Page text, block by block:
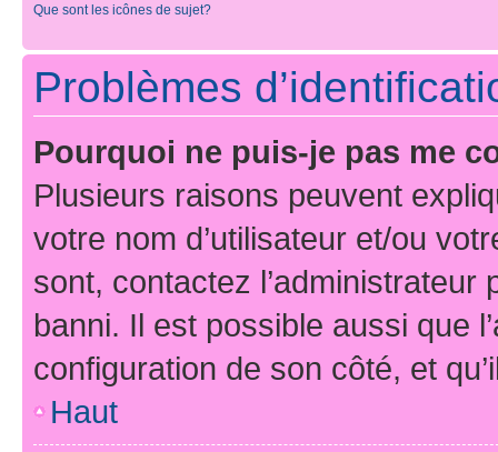
Que sont les icônes de sujet?
Problèmes
Pourquoi ne puis-je pas me
Plusieurs raisons peuvent
votre nom d’utilisateur et/ou
sont, contactez l’administrateur
banni. Il est possible aussi que
configuration de son côté, et
Haut